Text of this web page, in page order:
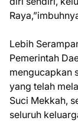
Lebih
Pemerintah
mengucapkan
yang telah
Suci Mekkah,
seluruh